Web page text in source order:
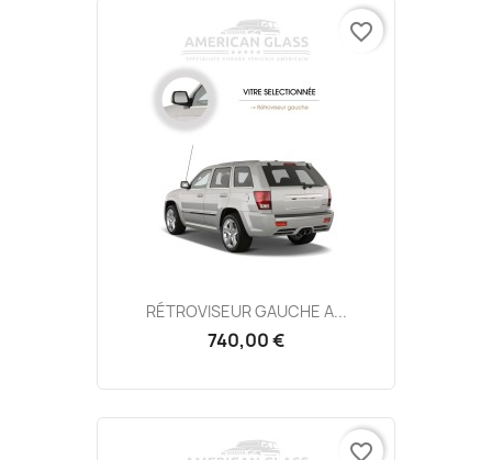
RÉTROVISEUR GAUCHE A...
740,00 €
favorite_border
favorite_border